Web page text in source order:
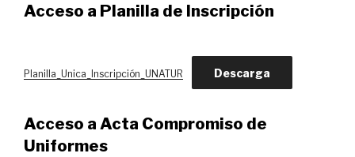
Acceso a Planilla de Inscripción
Planilla_Unica_Inscripción_UNATUR Descarga
Acceso a Acta Compromiso de
Uniformes